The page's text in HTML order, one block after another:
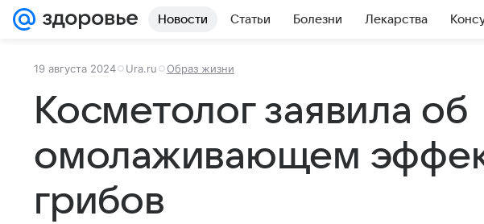
Новости Статьи Болезни Лекарства
19 августа 2024 Ura.ru Образ жизни
Косметолог заявила об
омолаживающем
грибов